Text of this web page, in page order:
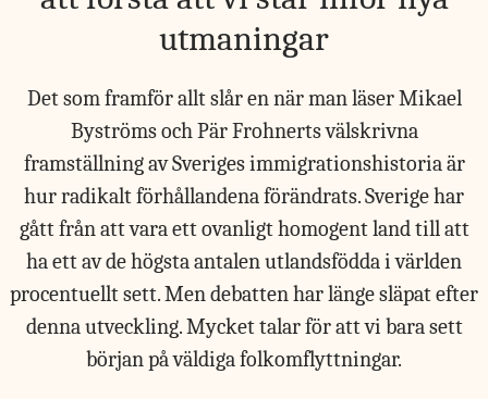
utmaningar
Det som framför allt slår en när man läser Mikael
Byströms och Pär Frohnerts välskrivna
framställning av Sveriges immigrationshistoria är
hur radikalt förhållandena förändrats. Sverige har
gått från att vara ett ovanligt homogent land till att
ha ett av de högsta antalen utlandsfödda i världen
procentuellt sett. Men debatten har länge släpat efter
denna utveckling. Mycket talar för att vi bara sett
början på väldiga folkomflyttningar.